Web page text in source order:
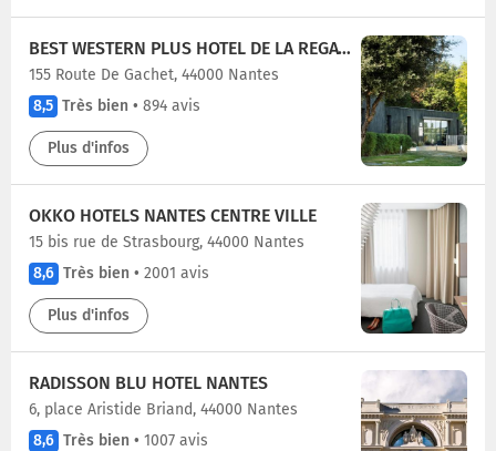
BEST WESTERN PLUS HOTEL DE LA REGATE-ERDRE
155 Route De Gachet, 44000 Nantes
8,5 Très bien • 894 avis
Plus d'infos
OKKO HOTELS NANTES CENTRE VILLE
15 bis rue de Strasbourg, 44000 Nantes
8,6 Très bien • 2001 avis
Plus d'infos
RADISSON BLU HOTEL NANTES
6, place Aristide Briand, 44000 Nantes
8,6 Très bien • 1007 avis